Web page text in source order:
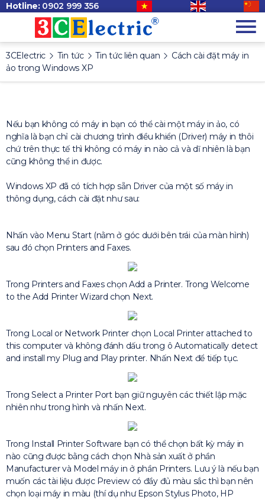
Hotline: 0902 999 356
3CElectric Tin tức Tin tức liên quan
Cách cài đặt máy in
ảo trong Windows XP
Nếu bạn không có máy in bạn có thể cài một máy in ảo, có
nghĩa là bạn chỉ cài chương trình điều khiển (Driver) máy in thôi
chứ trên thực tế thì không có máy in nào cả và dĩ nhiên là bạn
cũng không thể in được.
Windows XP đã có tích hợp sẵn Driver của một số máy in
thông dụng, cách cài đặt như sau:
Nhấn vào Menu Start (nằm ở góc dưới bên trái của màn hình)
sau đó chọn Printers and Faxes.
Trong Printers and Faxes chọn Add a Printer. Trong Welcome
to the Add Printer Wizard chọn Next.
Trong Local or Network Printer chọn Local Printer attached to
this computer và không đánh dấu trong ô Automatically detect
and install my Plug and Play printer. Nhấn Next để tiếp tục.
Trong Select a Printer Port bạn giữ nguyên các thiết lập mặc
nhiên như trong hình và nhấn Next.
Trong Install Printer Software bạn có thể chọn bất kỳ máy in
nào cũng được bằng cách chọn Nhà sản xuất ở phần
Manufacturer và Model máy in ở phần Printers. Lưu ý là nếu bạn
muốn các tài liệu được Preview có đầy đủ màu sắc thì bạn nên
chọn loại máy in màu (thí dụ như Epson Stylus Photo, HP